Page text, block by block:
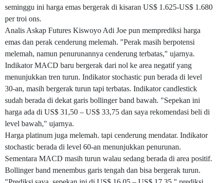
seminggu ini harga emas bergerak di kisaran US$ 1.625-US$ 1.680
per troi ons.
Analis Askap Futures Kiswoyo Adi Joe pun memprediksi harga
emas dan perak cenderung melemah. "Perak masih berpotensi
melemah, namun penurunannya cenderung terbatas," ujarnya.
Indikator MACD baru bergerak dari nol ke area negatif yang
menunjukkan tren turun. Indikator stochastic pun berada di level
30-an, masih bergerak turun tapi terbatas. Indikator candlestick
sudah berada di dekat garis bollinger band bawah. "Sepekan ini
harga ada di US$ 31,50 – US$ 33,75 dan saya rekomendasi beli di
level bawah," ujarnya.
Harga platinum juga melemah. tapi cenderung mendatar. Indikator
stochastic berada di level 60-an menunjukkan penurunan.
Sementara MACD masih turun walau sedang berada di area positif.
Bollinger band menembus garis tengah dan bisa bergerak turun.